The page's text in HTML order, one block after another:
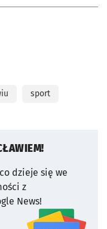
sport
dzieje się we
z
News!